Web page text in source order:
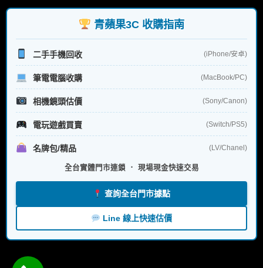
字:
青蘋果3C 收購指南
二手手機回收 (iPhone/安卓)
筆電電腦收購 (MacBook/PC)
相機鏡頭估價 (Sony/Canon)
電玩遊戲買賣 (Switch/PS5)
名牌包/精品 (LV/Chanel)
全台實體門市連鎖 ． 現場現金快速交易
查詢全台門市據點
Line 線上快速估價